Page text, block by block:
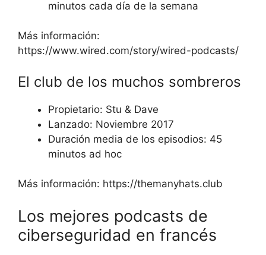
minutos cada día de la semana
Más información:
https://www.wired.com/story/wired-podcasts/
El club de los muchos sombreros
Propietario: Stu & Dave
Lanzado: Noviembre 2017
Duración media de los episodios: 45
minutos ad hoc
Más información: https://themanyhats.club
Los mejores podcasts de
ciberseguridad en francés